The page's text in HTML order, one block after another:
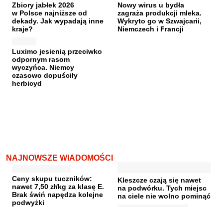
Zbiory jabłek 2026
w Polsce najniższe od
dekady. Jak wypadają inne
kraje?
Nowy wirus u bydła
zagraża produkcji mleka.
Wykryto go w Szwajcarii,
Niemczech i Francji
Luximo jesienią przeciwko
odpornym rasom
wyczyńca. Niemcy
czasowo dopuściły
herbicyd
NAJNOWSZE WIADOMOŚCI
Ceny skupu tuczników:
nawet 7,50 zł/kg za klasę E.
Brak świń napędza kolejne
podwyżki
Kleszcze czają się nawet
na podwórku. Tych miejsc
na ciele nie wolno pominąć